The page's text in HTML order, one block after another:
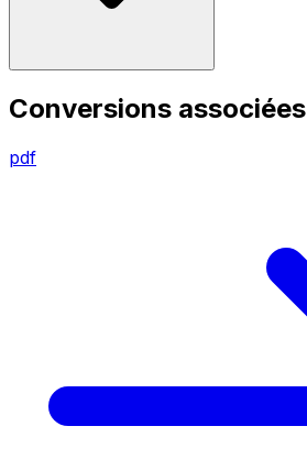
Conversions associées
pdf